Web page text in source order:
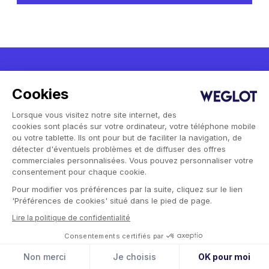
Cookies
Lorsque vous visitez notre site internet, des
cookies sont placés sur votre ordinateur, votre téléphone mobile
ou votre tablette. Ils ont pour but de faciliter la navigation, de
détecter d'éventuels problèmes et de diffuser des offres
commerciales personnalisées. Vous pouvez personnaliser votre
consentement pour chaque cookie.
Pour modifier vos préférences par la suite, cliquez sur le lien
'Préférences de cookies' situé dans le pied de page.
Lire la politique de confidentialité
Consentements certifiés par
Non merci Je choisis OK pour moi
Tout vient à point à qui sait
attendre. Sauf le trafic
international.
traduites. Vous décidez jusqu'où vous voulez